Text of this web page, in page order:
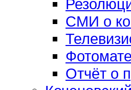
СМИ о
Отчёт о